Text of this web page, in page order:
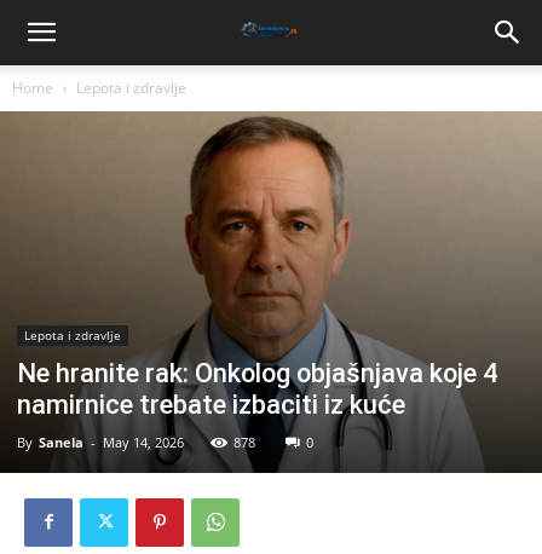
Home Lepota i zdravlje
Lepota i zdravlje
Ne hranite rak: Onkolog objašnjava koje 4
namirnice trebate izbaciti iz kuće
By Sanela - May 14, 2026 878 0